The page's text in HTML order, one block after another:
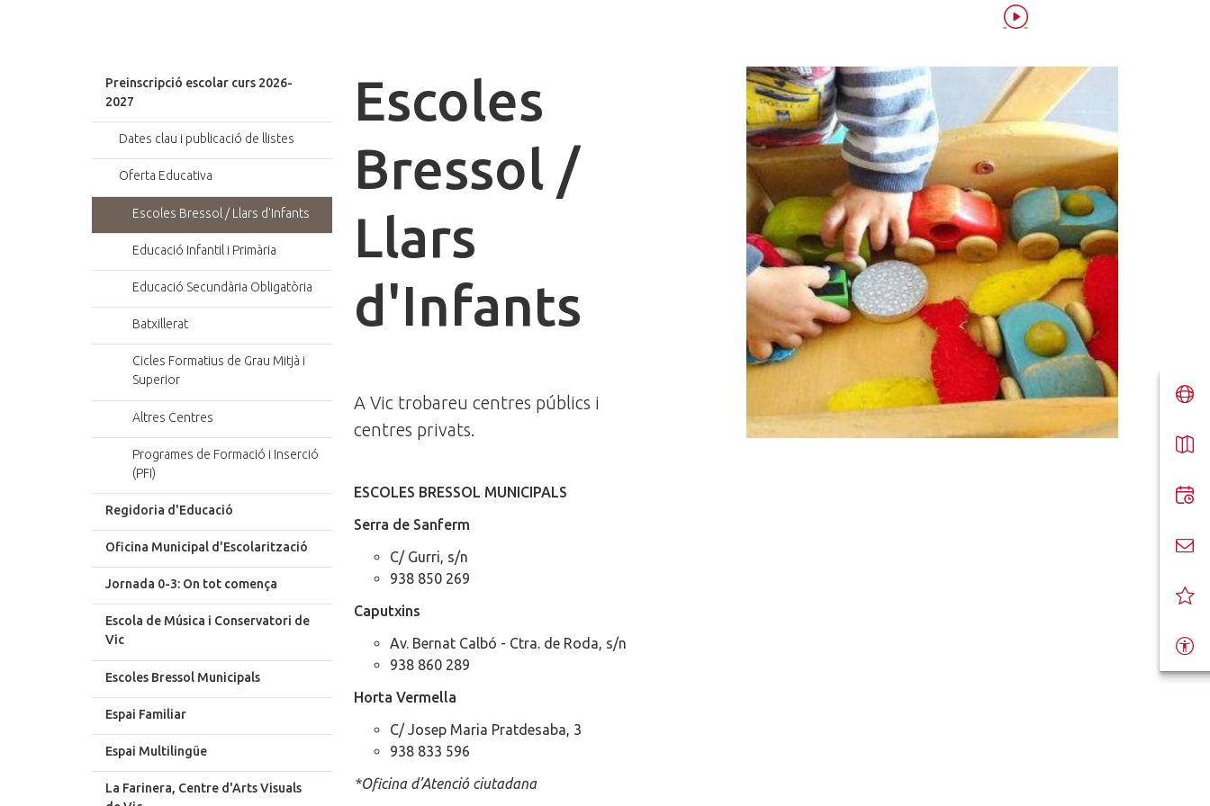
Escoles
Bressol /
Llars
d'Infants
A Vic trobareu centres públics i
centres privats.
ESCOLES BRESSOL MUNICIPALS
Serra de Sanferm
C/ Gurri, s/n
938 850 269
Caputxins
Av. Bernat Calbó - Ctra. de Roda, s/n
938 860 289
Horta Vermella
C/ Josep Maria Pratdesaba, 3
938 833 596
*Oficina d’Atenció ciutadana
Preinscripció escolar curs 2026-
2027
Dates clau i publicació de llistes
Oferta Educativa
Escoles Bressol / Llars d'Infants
Educació Infantil i Primària
Educació Secundària Obligatòria
Batxillerat
Cicles Formatius de Grau Mitjà i
Superior
Altres Centres
Programes de Formació i Inserció
(PFI)
Regidoria d'Educació
Oficina Municipal d'Escolarització
Jornada 0-3: On tot comença
Escola de Música i Conservatori de
Vic
Escoles Bressol Municipals
Espai Familiar
Espai Multilingüe
La Farinera, Centre d'Arts Visuals